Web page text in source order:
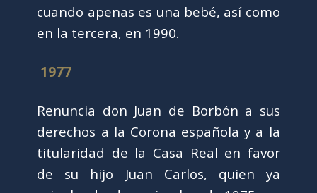
cuando apenas es una bebé, así como
en la tercera, en 1990.
1977
Renuncia don Juan de Borbón a sus
derechos a la Corona española y a la
titularidad de la Casa Real en favor
de su hijo Juan Carlos, quien ya